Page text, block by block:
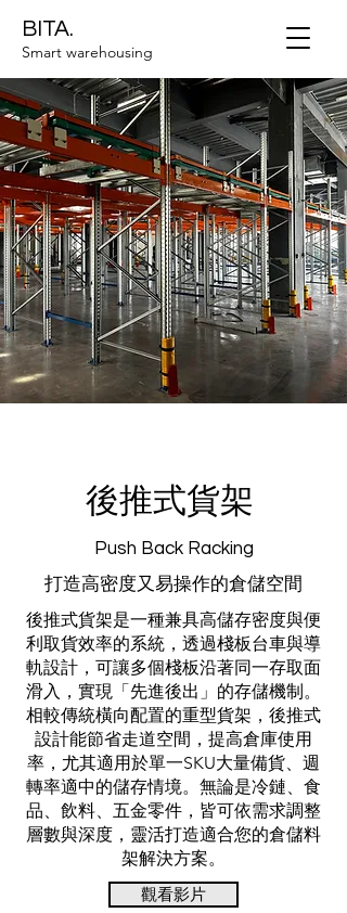
BITA.
Smart warehousing
後推式貨架
Push Back Racking
打造高密度又易操作的倉儲空間
後推式貨架是一種兼具高儲存密度與便
利取貨效率的系統，透過棧板台車與導
軌設計，可讓多個棧板沿著同一存取面
滑入，實現「先進後出」的存儲機制。
相較傳統橫向配置的重型貨架，後推式
設計能節省走道空間，提高倉庫使用
率，尤其適用於單一SKU大量備貨、週
轉率適中的儲存情境。無論是冷鏈、食
品、飲料、五金零件，皆可依需求調整
層數與深度，靈活打造適合您的倉儲料
架解決方案。
觀看影片